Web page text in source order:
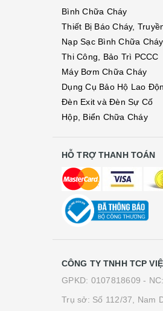
Bình Chữa Cháy
Thiết Bị Báo Cháy,
Nạp Sạc Bình Chữa Cháy
Thi Công, Bảo Trì PCCC
Máy Bơm Chữa Cháy
Dụng Cụ Bảo Hộ Lao
Đèn Exit và Đèn Sự Cố
Hộp, Biển Chữa Cháy
HỖ TRỢ THANH TOÁN
CÔNG TY TNHH TCP
GPKD: 0107818609 -
Trụ sở: Số 112/37, Nam